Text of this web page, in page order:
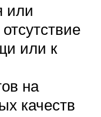
или
или к
на
качеств